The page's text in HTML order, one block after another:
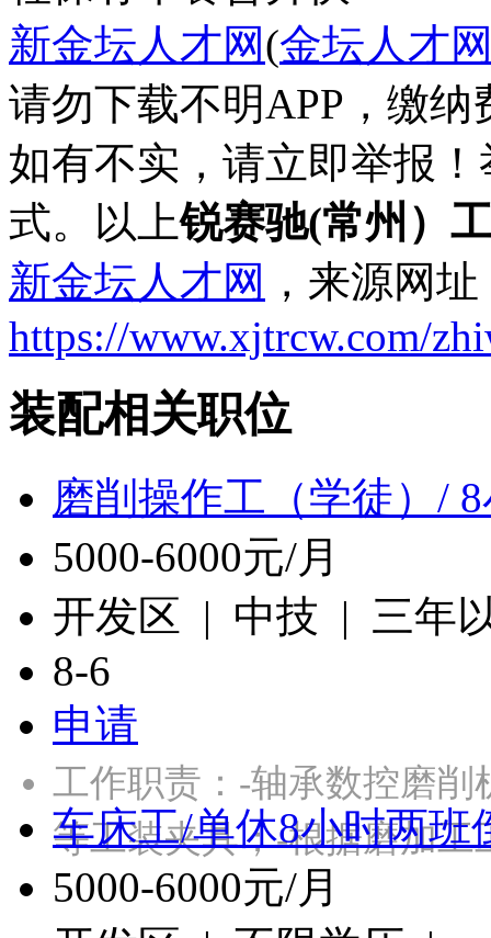
新金坛人才网(金坛人才
请勿下载不明APP，缴
如有不实，请立即举报
式。以上锐赛驰(常州）
新金坛人才网 ，来源网
https://www.xjtrcw.com/
装配相关职位
磨削操作工（学徒）/
5000-6000元/月
开发区 | 中技 | 三年
8-6
申请
工作职责：-轴承数控磨
等工装夹具；-根据磨加
车床工/单休8小时两班
5000-6000元/月